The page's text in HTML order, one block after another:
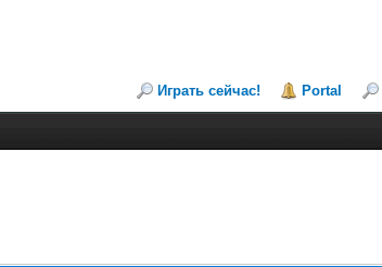
Играть сейчас! Portal